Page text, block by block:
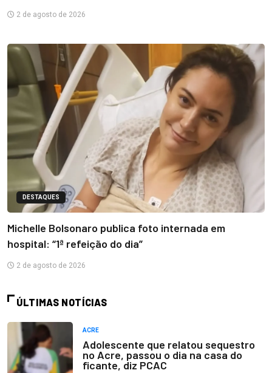
2 de agosto de 2026
DESTAQUES
Michelle Bolsonaro publica foto internada em
hospital: “1ª refeição do dia”
2 de agosto de 2026
ÚLTIMAS NOTÍCIAS
ACRE
Adolescente que relatou sequestro
no Acre, passou o dia na casa do
ficante, diz PCAC